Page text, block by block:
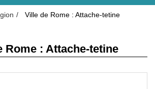
Ville de Rome : Attache-tetine
Rome : Attache-tetine